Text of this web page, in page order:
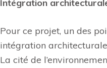
Intégration
Pour ce projet, un des
intégration
La cité de